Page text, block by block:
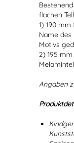
flachen
1) 190
Name des
Motivs
2) 195
Angaben